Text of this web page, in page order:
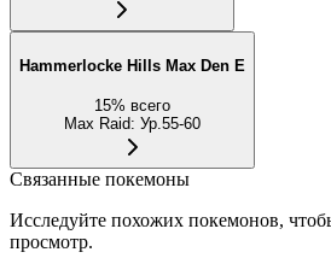
Hammerlocke Hills Max Den E
15% всего
Max Raid: Ур.55-60
Связанные покемоны
Исследуйте похожих покемонов,
просмотр.